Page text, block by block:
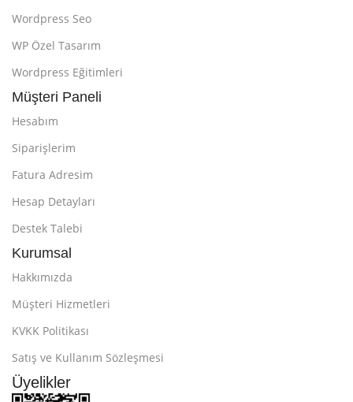
Wordpress Seo
WP Özel Tasarım
Wordpress Eğitimleri
Müşteri Paneli
Hesabım
Siparişlerim
Fatura Adresim
Hesap Detayları
Destek Talebi
Kurumsal
Hakkımızda
Müşteri Hizmetleri
KVKK Politikası
Satış ve Kullanım Sözleşmesi
Üyelikler